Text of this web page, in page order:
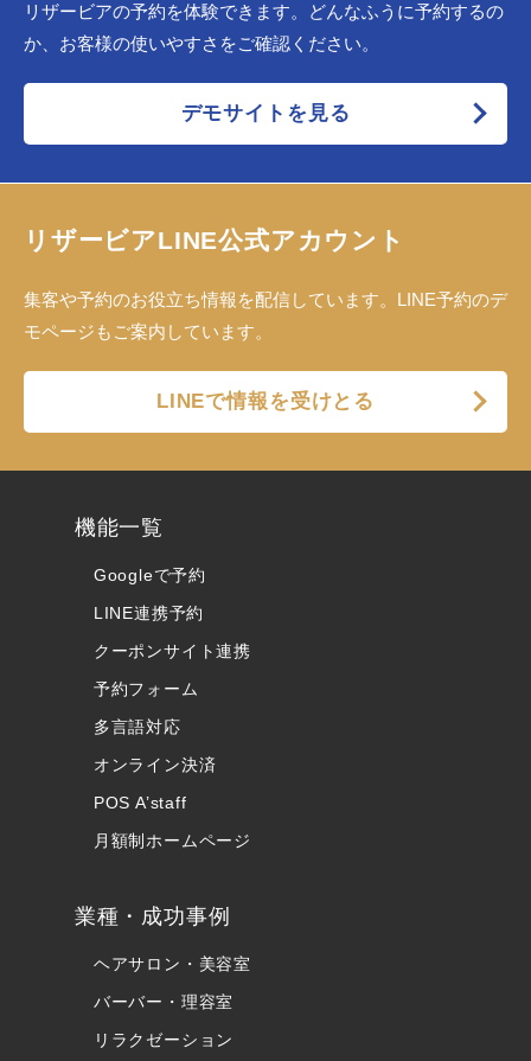
リザービアの予約を体験できます。どんなふうに予約するの
か、お客様の使いやすさをご確認ください。
デモサイトを見る
リザービアLINE公式アカウント
集客や予約のお役立ち情報を配信しています。LINE予約のデ
モページもご案内しています。
LINEで情報を受けとる
機能一覧
Googleで予約
LINE連携予約
クーポンサイト連携
予約フォーム
多言語対応
オンライン決済
POS A’staff
月額制ホームページ
業種・成功事例
ヘアサロン・美容室
バーバー・理容室
リラクゼーション